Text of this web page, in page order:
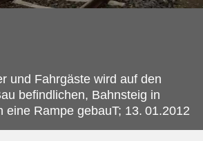
und Fahrgäste wird auf den
befindlichen, Bahnsteig in
eine Rampe gebauT; 13. 01.2012